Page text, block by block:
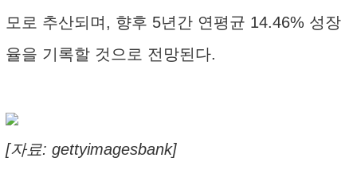
모로 추산되며, 향후 5년간 연평균 14.46% 성장
율을 기록할 것으로 전망된다.
[자료: gettyimagesbank]